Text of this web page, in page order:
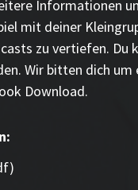
Informationen
mit deiner
zu vertiefen. Du
Wir bitten dich
Download.